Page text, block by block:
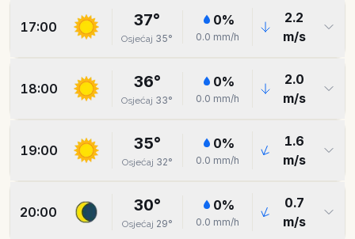
17:00 37°
Osjećaj 35°
0%
0.0 mm/h
2.2
m/s
18:00 36°
Osjećaj 33°
0%
0.0 mm/h
2.0
m/s
19:00 35°
Osjećaj 32°
0%
0.0 mm/h
1.6
m/s
20:00 30°
Osjećaj 29°
0%
0.0 mm/h
0.7
m/s